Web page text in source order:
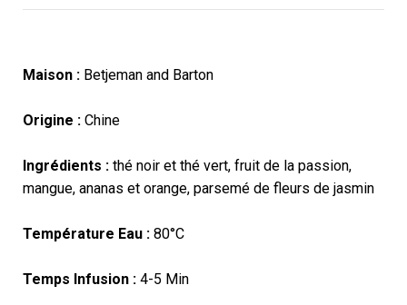
Maison : Betjeman and Barton
Origine : Chine
Ingrédients : thé noir et thé vert, fruit de la passion,
mangue, ananas et orange, parsemé de fleurs de jasmin
Température Eau : 80°C
Temps Infusion : 4-5 Min